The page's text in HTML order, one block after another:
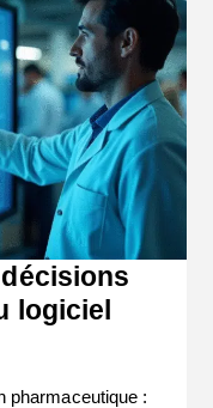
logiciel
pharmaceutique :